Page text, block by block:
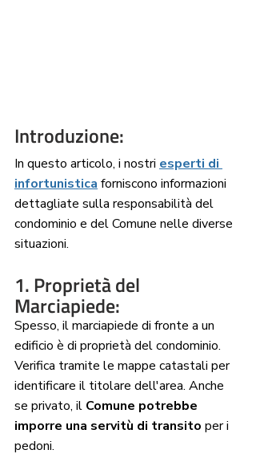
Introduzione:
In questo articolo, i nostri esperti di
infortunistica forniscono informazioni
dettagliate sulla responsabilità del
condominio e del Comune nelle diverse
situazioni.
1. Proprietà del
Marciapiede:
Spesso, il marciapiede di fronte a un
edificio è di proprietà del condominio.
Verifica tramite le mappe catastali per
identificare il titolare dell'area. Anche
se privato, il Comune potrebbe
imporre una servitù di transito per i
pedoni.